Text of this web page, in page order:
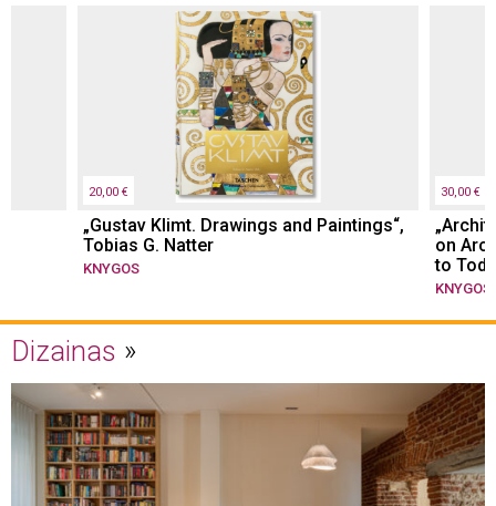
20,00 €
„Gustav Klimt. Drawings and Paintings“,
Tobias G. Natter
KNYGOS
30,00 €
on
to
KNYGOS
Dizainas